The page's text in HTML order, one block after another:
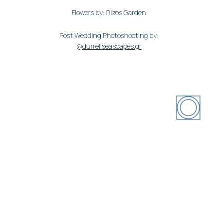
Flowers by: Rizos Garden
Post Wedding Photoshooting by:
@durrellseascapes.gr